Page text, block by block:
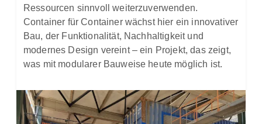
Ressourcen sinnvoll weiterzuverwenden.
Container für Container wächst hier ein innovativer
Bau, der Funktionalität, Nachhaltigkeit und
modernes Design vereint – ein Projekt, das zeigt,
was mit modularer Bauweise heute möglich ist.